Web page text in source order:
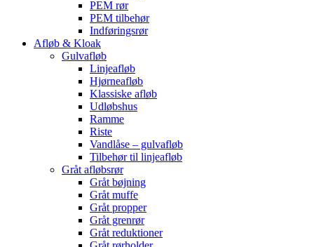
PEM rør
PEM tilbehør
Indføringsrør
Afløb & Kloak
Gulvafløb
Linjeafløb
Hjørneafløb
Klassiske afløb
Udløbshus
Ramme
Riste
Vandlåse – gulvafløb
Tilbehør til linjeafløb
Gråt afløbsrør
Gråt bøjning
Gråt muffe
Gråt propper
Gråt grenrør
Gråt reduktioner